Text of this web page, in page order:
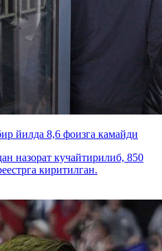
йилда 8,6 фоизга камайди
назорат кучайтирилиб, 850
киритилган.